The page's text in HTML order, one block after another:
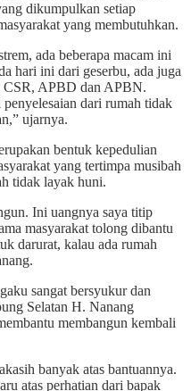
dikumpulkan setiap
yang membutuhkan.
ada beberapa macam ini
hari ini dari geserbu, ada juga
CSR, APBD dan APBN.
dari rumah tidak
ujarnya.
bentuk kepedulian
yang tertimpa musibah
tidak layak huni.
Ini uangnya saya titip
masyarakat tolong dibantu
darurat, kalau ada rumah
sangat bersyukur dan
Selatan H. Nanang
membangun kembali
banyak atas bantuannya.
atas perhatian dari bapak